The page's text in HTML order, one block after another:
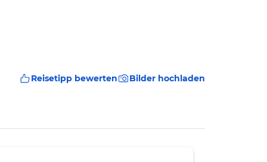
Reisetipp bewerten Bilder hochladen